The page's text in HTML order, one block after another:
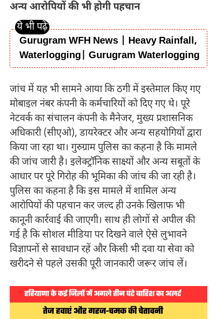
अन्य आरोपियों की भी होगी पहचान
Gurugram WFH News | Heavy Rainfall,
Waterlogging| Gurugram Waterlogging
जांच में यह भी सामने आया कि ठगी में इस्तेमाल किए गए
मोबाइल नंबर कंपनी के कर्मचारियों को दिए गए थे। पूरे
नेटवर्क का संचालन कंपनी के मैनेजर, मुख्य प्रशासनिक
अधिकारी (सीएओ), डायरेक्टर और अन्य सहयोगियों द्वारा
किया जा रहा था। गुरुग्राम पुलिस का कहना है कि मामले
की जांच जारी है। इलेक्ट्रॉनिक साक्ष्यों और अन्य सबूतों के
आधार पर पूरे गिरोह की भूमिका की जांच की जा रही है।
पुलिस का कहना है कि इस मामले में शामिल अन्य
आरोपियों की पहचान कर जल्द ही उनके खिलाफ भी
कानूनी कार्रवाई की जाएगी। साथ ही लोगों से अपील की
गई है कि सोशल मीडिया पर दिखने वाले ऐसे लुभावने
विज्ञापनों से सावधान रहें और किसी भी दवा या सेवा को
खरीदने से पहले उसकी पूरी जानकारी जरूर जांच लें।